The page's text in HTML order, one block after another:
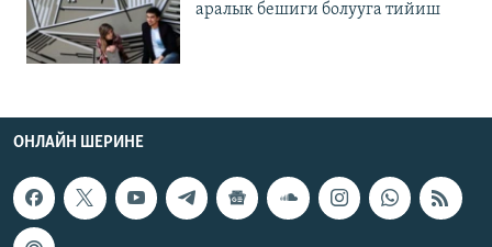
аралык бешиги болууга тийиш
ОНЛАЙН ШЕРИНЕ